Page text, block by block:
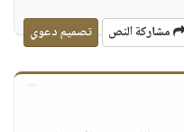
مشاركة النص تصميم دعوي